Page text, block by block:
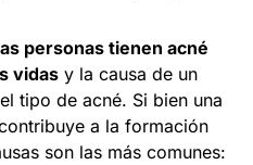
personas tienen acné
vidas y la causa de un
tipo de acné. Si bien una
a la formación
son las más comunes: